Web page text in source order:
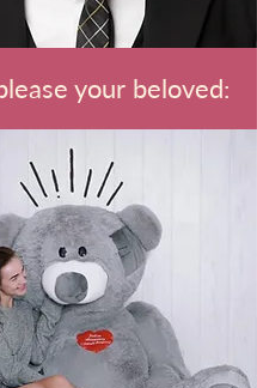
your beloved: